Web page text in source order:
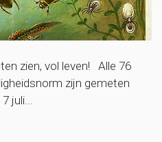
zien, vol leven! Alle 76
zijn gemeten
juli...